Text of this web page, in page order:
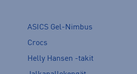
ASICS Gel-Nimbus
Crocs
Helly Hansen -takit